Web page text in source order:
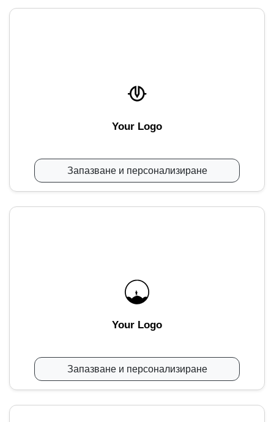
Your Logo
Запазване и персонализиране
Your Logo
Запазване и персонализиране